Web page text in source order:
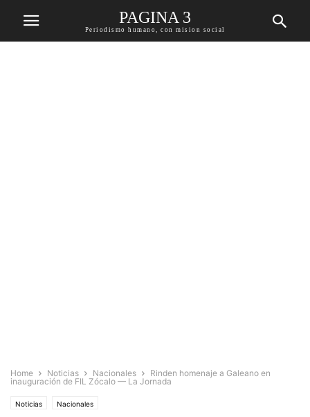
PAGINA 3
Periodismo humano, con mision social
Home Noticias Nacionales
Rinden homenaje a Galeano en
inauguración de FIL Zócalo — La Jornada
Noticias Nacionales